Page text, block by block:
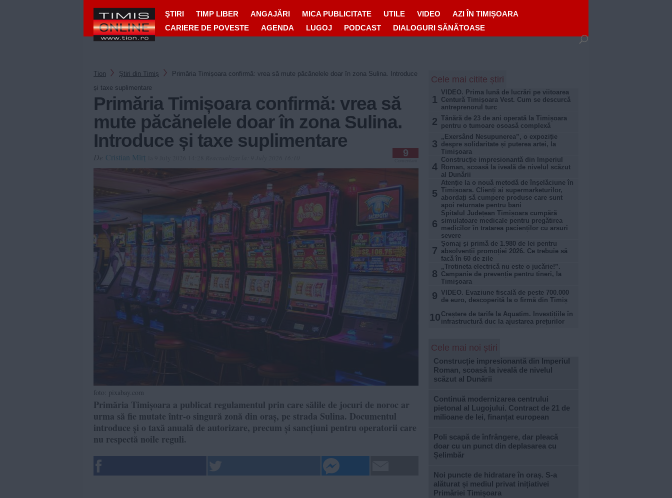
ŞTIRI TIMP LIBER ANGAJĂRI MICA PUBLICITATE UTILE VIDEO
AZI ÎN TIMIȘOARA
CARIERE DE POVESTE
AGENDA LUGOJ PODCAST DIALOGURI SĂNĂTOASE
Tion Ştiri din Timiș
Primăria Timișoara confirmă: vrea să mute păcănelele doar în zona Sulina. Introduce
și taxe suplimentare
Primăria Timișoara confirmă: vrea să
mute păcănelele doar în zona Sulina.
Introduce și taxe suplimentare
Cristian Mîrț 9
foto: pixabay.com
Primăria Timișoara a publicat regulamentul prin care sălile de jocuri de noroc ar
urma să fie mutate într-o singură zonă din oraș, pe strada Sulina. Documentul
introduce și o taxă anuală de autorizare, precum și sancțiuni pentru operatorii care
nu respectă noile reguli.
Cele mai citite știri
1
VIDEO. Prima lună de lucrări pe viitoarea
Centură Timișoara Vest. Cum se descurcă
antreprenorul turc
2 Tânără de 23 de ani operată la Timișoara
pentru o tumoare osoasă complexă
3
„Exersând Nesupunerea”, o expoziție
despre solidaritate și puterea artei, la
Timișoara
4
Construcție impresionantă din Imperiul
Roman, scoasă la iveală de nivelul scăzut
al Dunării
5
Atenție la o nouă metodă de înșelăciune în
Timișoara. Clienți ai supermarketurilor,
abordați să cumpere produse care sunt
apoi returnate pentru bani
6
Spitalul Județean Timișoara cumpără
simulatoare medicale pentru pregătirea
medicilor în tratarea pacienților cu arsuri
severe
7
Șomaj și primă de 1.980 de lei pentru
absolvenții promoției 2026. Ce trebuie să
facă în 60 de zile
8
„Trotineta electrică nu este o jucărie!”.
Campanie de prevenție pentru tineri, la
Timișoara
9 VIDEO. Evaziune fiscală de peste 700.000
de euro, descoperită la o firmă din Timiș
10 Creștere de tarife la Aquatim. Investițiile în
infrastructură duc la ajustarea prețurilor
Cele mai noi știri
Construcție impresionantă din Imperiul
Roman, scoasă la iveală de nivelul
scăzut al Dunării
Continuă modernizarea centrului
pietonal al Lugojului. Contract de 21 de
milioane de lei, finanțat european
Poli scapă de înfrângere, dar pleacă
doar cu un punct din deplasarea cu
Șelimbăr
Noi puncte de hidratare în oraș. S-a
alăturat și mediul privat inițiativei
Primăriei Timișoara